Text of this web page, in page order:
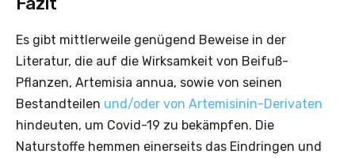
Es gibt mittlerweile genügend Beweise in der
Literatur, die auf die Wirksamkeit von Beifuß-
Pflanzen, Artemisia annua, sowie von seinen
Bestandteilen und/oder von Artemisinin-Derivaten
hindeuten, um Covid-19 zu bekämpfen. Die
Naturstoffe hemmen einerseits das Eindringen und